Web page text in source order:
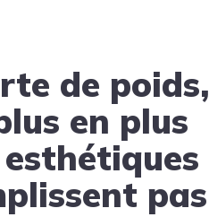
de poids,
en plus
pas